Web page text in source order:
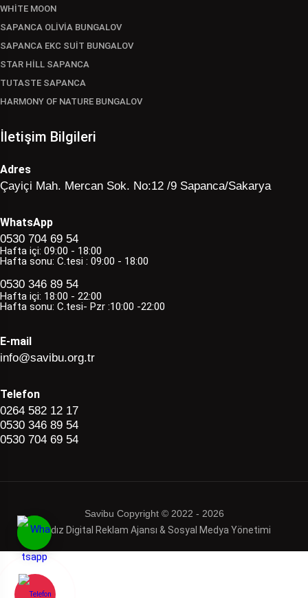
WHİTE MOON
SAPANCA OLİVİA BUNGALOV
SAPANCA EKC SUİT BUNGALOV
STAR HİLL SAPANCA
TUTASTE SAPANCA
HARMONY OF NATURE BUNGALOV
İletişim Bilgileri
Adres
Çayiçi Mah. Mercan Sok. No:12 /9 Sapanca/Sakarya
WhatsApp
0530 704 69 54
Hafta içi: 09:00 - 18:00
Hafta sonu: C.tesi : 09:00 - 18:00
0530 346 89 54
Hafta içi: 18:00 - 22:00
Hafta sonu: C.tesi- Pzr :10:00 -22:00
E-mail
info@savibu.org.tr
Telefon
0264 582 12 17
0530 346 89 54
0530 704 69 54
Savibu Copyright © 2022 - 2026
Haldız Digital Reklam Ajansı & Sosyal Medya Yönetimi